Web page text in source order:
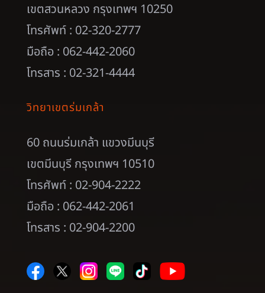
เขตสวนหลวง กรุงเทพฯ 10250
โทรศัพท์ : 02-320-2777
มือถือ : 062-442-2060
โทรสาร : 02-321-4444
วิทยาเขตร่มเกล้า
60 ถนนร่มเกล้า แขวงมีนบุรี
เขตมีนบุรี กรุงเทพฯ 10510
โทรศัพท์ : 02-904-2222
มือถือ : 062-442-2061
โทรสาร : 02-904-2200